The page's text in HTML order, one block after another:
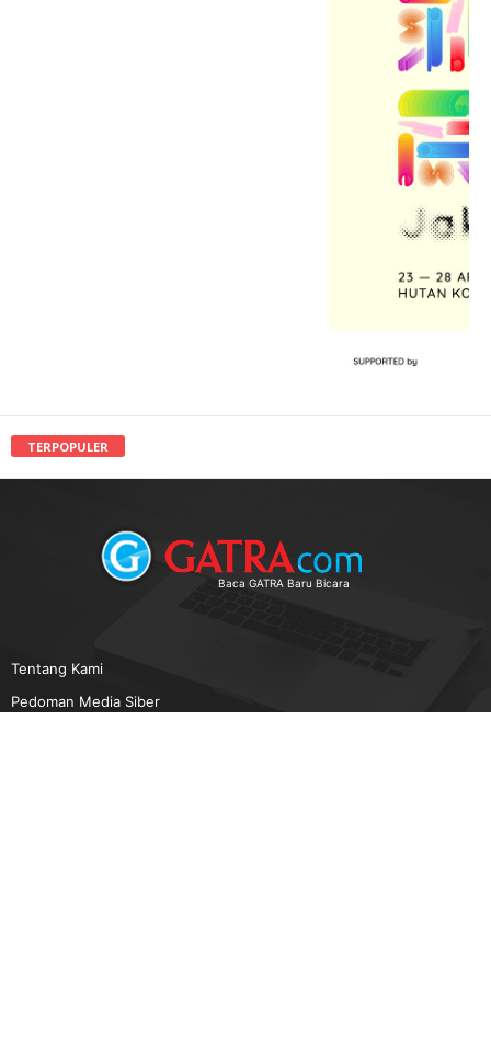
TERPOPULER
Baca GATRA Baru Bicara
Tentang Kami
Pedoman Media Siber